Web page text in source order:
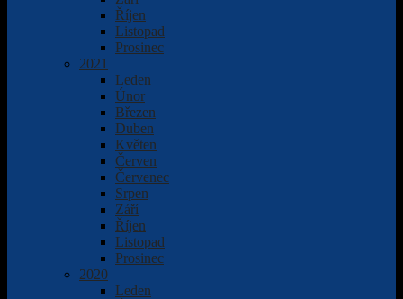
Říjen
Listopad
Prosinec
2021
Leden
Únor
Březen
Duben
Květen
Červen
Červenec
Srpen
Září
Říjen
Listopad
Prosinec
2020
Leden